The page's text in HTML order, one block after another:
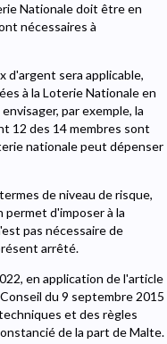
Nationale doit être en
nécessaires à
d'argent sera applicable,
à la Loterie Nationale en
par exemple, la
12 des 14 membres sont
nationale peut dépenser
de niveau de risque,
d'imposer à la
pas nécessaire de
arrêté.
en application de l'article
du 9 septembre 2015
et des règles
de la part de Malte.